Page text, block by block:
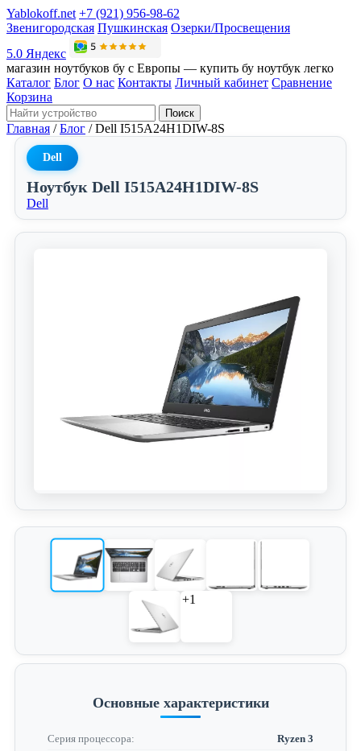
Yablokoff.net +7 (921) 956-98-62
Звенигородская Пушкинская Озерки/Просвещения
5.0 Яндекс
магазин ноутбуков бу с Европы — купить бу ноутбук легко
Каталог Блог О нас Контакты Личный кабинет Сравнение
Корзина
Поиск
Главная / Блог / Dell I515A24H1DIW-8S
Dell
Ноутбук Dell I515A24H1DIW-8S
Dell
+1
Основные характеристики
Серия процессора: Ryzen 3